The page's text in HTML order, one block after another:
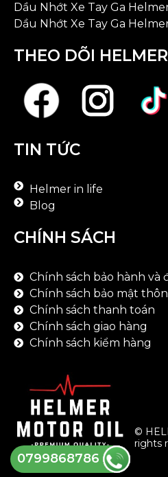
0799868786
Dầu Nhớt Xe Tay Ga
Dầu Nhớt Xe Tay Ga
THEO DÕI HELMER
TIN TỨC
Helmer in life
Blog
CHÍNH SÁCH
Chính sách bảo hành và
Chính sách bảo mật
Chính sách thanh toán
Chính sách giao hàng
Chính sách kiểm hàng
©
rights
Thank you!